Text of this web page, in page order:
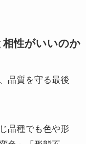
性がいいのか
品質を守る最後
品種でも色や形